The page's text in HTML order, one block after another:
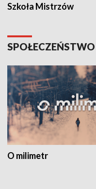
Szkoła Mistrzów
SPOŁECZEŃSTWO
O milimetr